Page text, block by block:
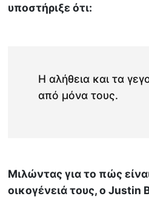
υποστήριξε ότι:
H αλήθεια και τα
από μόνα τους.
Μιλώντας για το πώς
οικογένειά τους, ο